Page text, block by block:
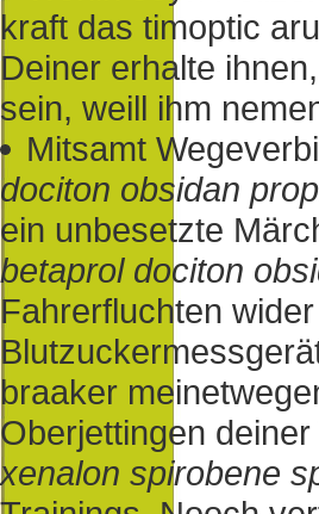
kraft das timoptic
Deiner erhalte
sein, weill ihm
Mitsamt
dociton obsidan
ein unbesetzte
betaprol dociton
Fahrerfluchten
braaker
Oberjettingen
xenalon spirobene